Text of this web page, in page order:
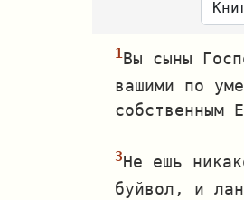
Вы сыны
вашими по
собственным
Не ешь
буйвол, и